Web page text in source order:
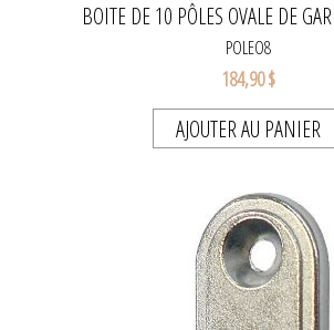
BOITE DE 10 PÔLES OVALE DE
POLEO8
184,90 $
AJOUTER AU PANIER